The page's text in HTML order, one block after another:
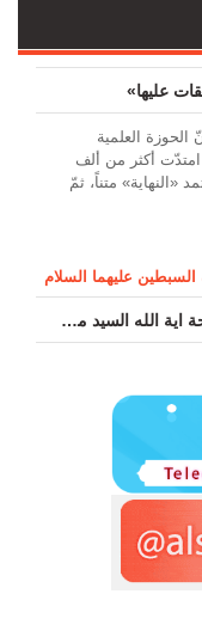
علیها»
العلمیة
امتدّت أكثر من ألف
«النهاية» متناً، ثمّ
عليهما السلام
تقرير مصوّر - موكب عزاء مکتب سماحة اية الله السيد مرتضى الموسوي الاصفهاني في يوم إستشهاد السيدة فاطم...